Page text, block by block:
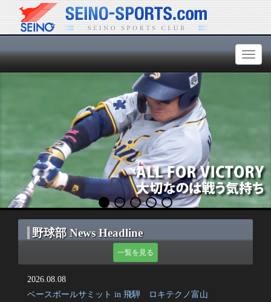
Toggle
野球部 News Headline
一覧を見る
2026.08.08
ベースボールサミット in 飛騨 ロキテクノ富山